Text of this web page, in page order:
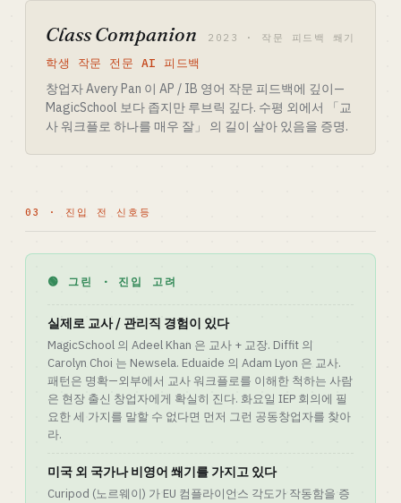
Class Companion 2023 · 작문 피드백 쐐기
학생 작문 전문 AI 피드백
창업자 Avery Pan 이 AP / IB 영어 작문 피드백에 깊이—
MagicSchool 보다 좁지만 루브릭 깊다. 수평 외에서 「교
사 워크플로 하나를 매우 잘」 의 길이 살아 있음을 증명.
03 · 진입 전 신호등
🟢 그린 · 진입 고려
실제로 교사 / 관리직 경험이 있다
MagicSchool 의 Adeel Khan 은 교사 + 교장. Diffit 의
Carolyn Choi 는 Newsela. Eduaide 의 Adam Lyon 은 교사.
패턴은 명확—외부에서 교사 워크플로를 이해한 척하는 사람
은 현장 출신 창업자에게 확실히 진다. 화요일 IEP 회의에 필
요한 세 가지를 말할 수 없다면 먼저 그런 공동창업자를 찾아
라.
미국 외 국가나 비영어 쐐기를 가지고 있다
Curipod (노르웨이) 가 EU 컴플라이언스 각도가 작동함을 증